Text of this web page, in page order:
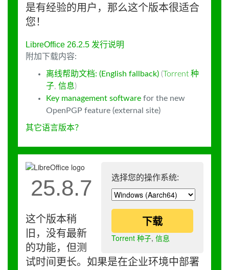
是有经验的用户，那么这个版本很适合
您！
LibreOffice 26.2.5 发行说明
附加下载内容:
离线帮助文档: (English fallback) (Torrent 种
子, 信息)
Key management software for the new
OpenPGP feature (external site)
其它语言版本？
选择您的操作系统:
下载
Torrent 种子, 信息
25.8.7
这个版本稍
旧，没有最新
的功能，但测
试时间更长。如果是在企业环境中部署